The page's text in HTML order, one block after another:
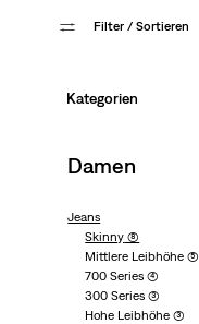
Filter / Sortieren
Kategorien
Damen
Jeans
Skinny (8)
Mittlere Leibhöhe (5)
700 Series (4)
300 Series (3)
Hohe Leibhöhe (3)